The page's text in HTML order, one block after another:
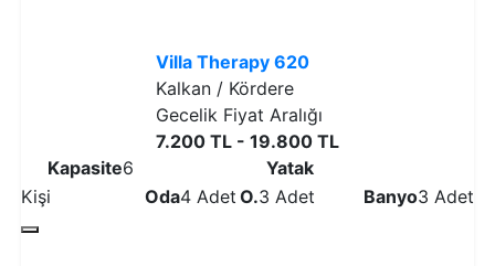
Villa Therapy 620
Kalkan / Kördere
Gecelik Fiyat Aralığı
7.200 TL - 19.800 TL
Kapasite6
Kişi
Oda4 Adet
Yatak
O.3 Adet Banyo3 Adet